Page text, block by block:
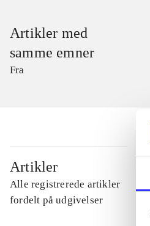
Artikler med
samme emner
Fra
Artikler
Alle registrerede artikler
fordelt på udgivelser